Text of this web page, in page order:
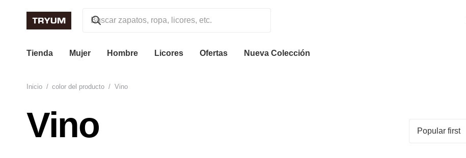
Tienda Mujer Hombre Licores Ofertas Nueva Colección
Inicio / color del producto / Vino
Vino